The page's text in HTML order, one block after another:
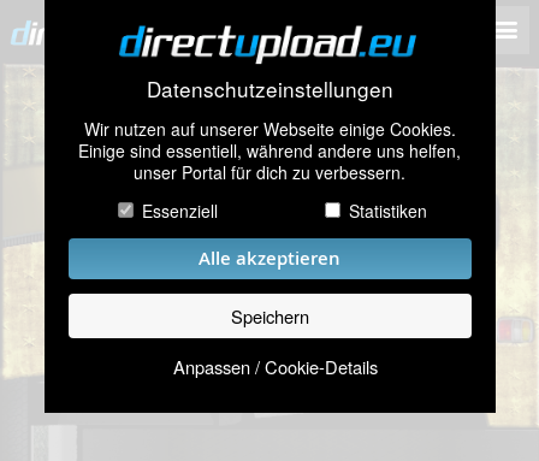
Datenschutzeinstellungen
Wir nutzen auf unserer Webseite einige Cookies.
Einige sind essentiell, während andere uns helfen,
unser Portal für dich zu verbessern.
Essenziell
Statistiken
Alle akzeptieren
Speichern
Anpassen / Cookie-Details